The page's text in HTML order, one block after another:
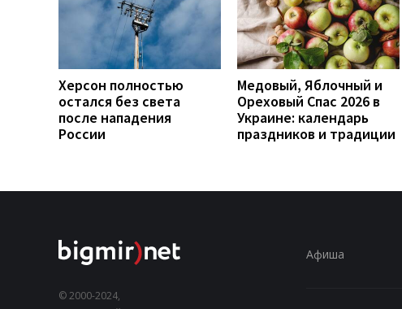
Херсон полностью
остался без света
после нападения
России
Медовый, Яблочный и
Ореховый Спас 2026 в
Украине: календарь
праздников и традиции
© 2000-2024,
Афиша